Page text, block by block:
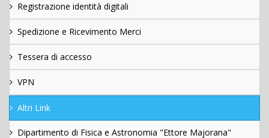
Registrazione identità digitali
Spedizione e Ricevimento Merci
Tessera di accesso
VPN
Altri Link
Dipartimento di Fisica e Astronomia "Ettore Majorana"